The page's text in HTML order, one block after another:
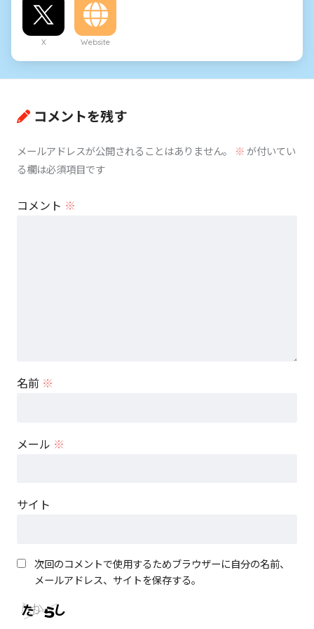
X Website
コメントを残す
メールアドレスが公開されることはありません。 ※が付いてい
る欄は必須項目です
コメント ※
名前 ※
メール ※
サイト
次回のコメントで使用するためブラウザーに自分の名前、
メールアドレス、サイトを保存する。